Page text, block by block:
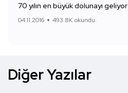
70 yılın en büyük dolunayı geliyor
04.11.2016 493.8K okundu.
Diğer Yazılar